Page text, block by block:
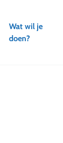
Wat wil je
doen?